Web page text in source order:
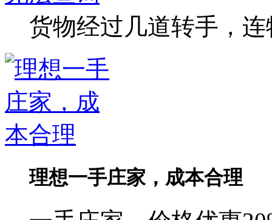
货物经过几道转手，
理想一手庄家，成本合理